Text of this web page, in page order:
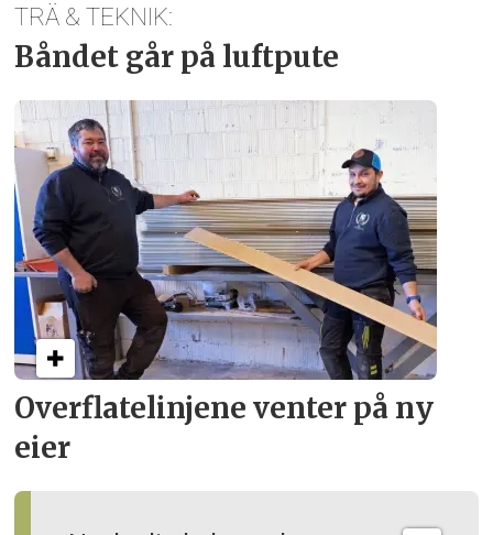
Overflate­linjene venter på ny
eier
TRÄ & TEKNIK:
Båndet går på luftpute